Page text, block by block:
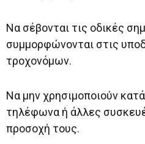
Να σέβονται τις οδικές
συμμορφώνονται στις
τροχονόμων.
Να μην χρησιμοποιούν
τηλέφωνα ή άλλες
προσοχή τους.